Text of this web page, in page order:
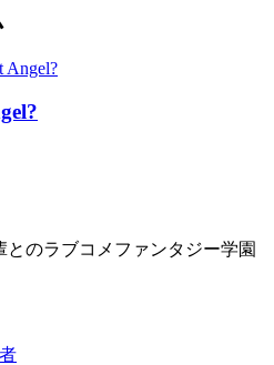
のラブコメファンタジー学園